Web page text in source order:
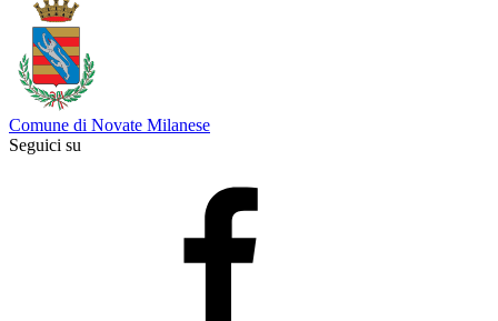
Comune di Novate Milanese
Seguici su